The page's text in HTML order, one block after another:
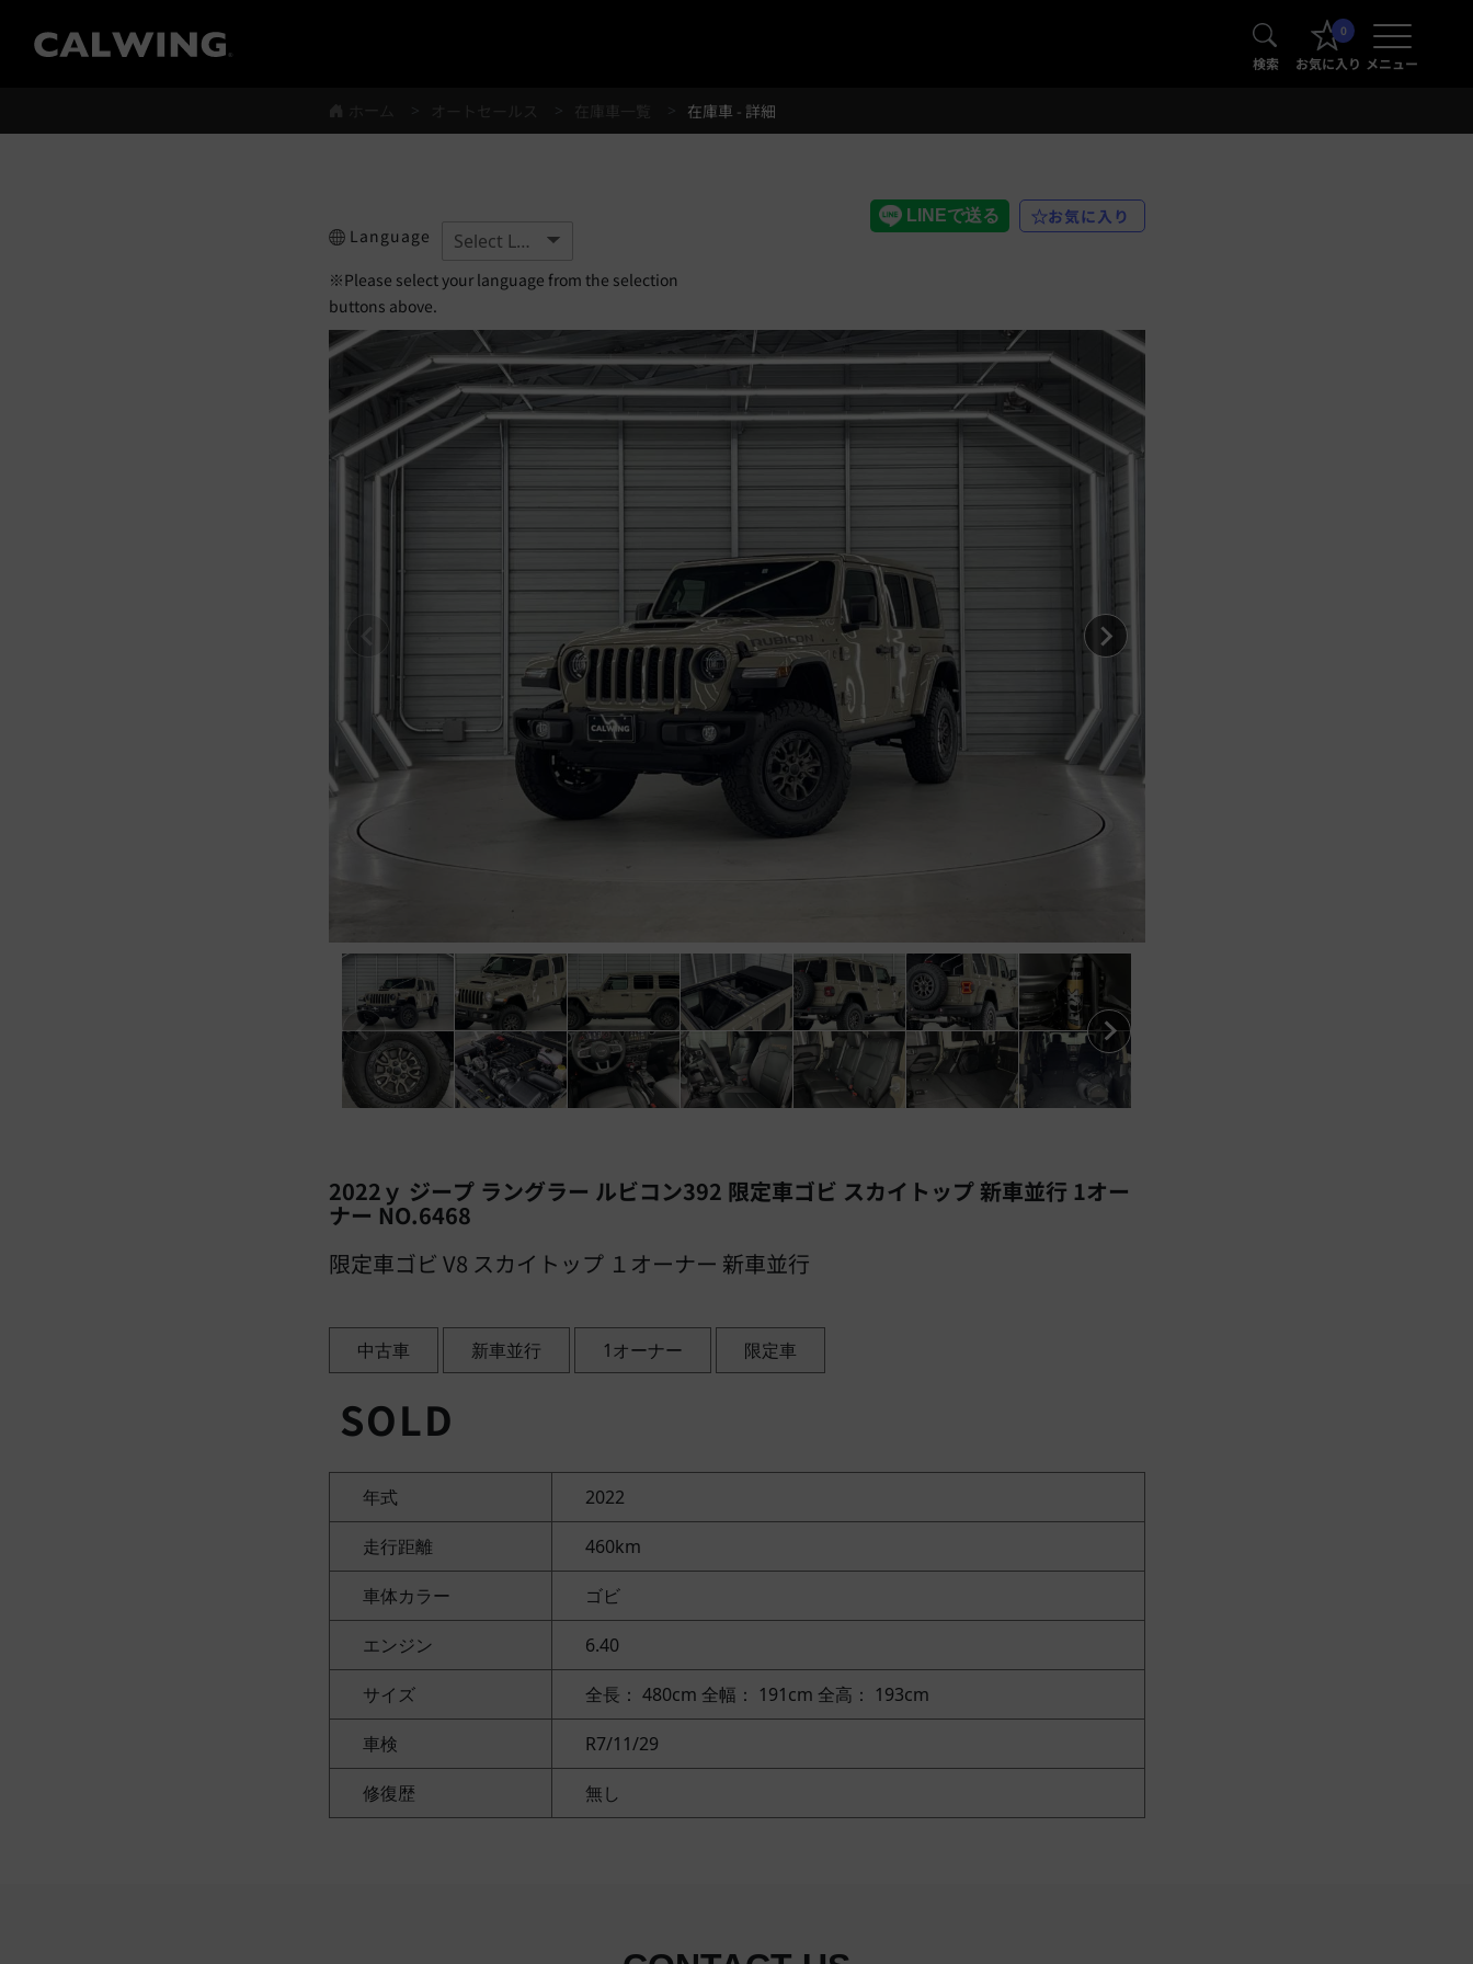
® 検索
0
お気に入り メニュー
在庫車 - 詳細
Language
※Please select your language from the selection
buttons above.
お気に入り
2022ｙ ジープ ラングラー ルビコン392 限定車ゴビ スカイトップ 新車並行 1オー
ナー NO.6468
限定車ゴビ V8 スカイトップ １オーナー 新車並行
中古車 新車並行 1オーナー 限定車
SOLD
年式 2022
走行距離 460km
車体カラー ゴビ
エンジン 6.40
サイズ 全長： 480cm 全幅： 191cm 全高： 193cm
車検 R7/11/29
修復歴 無し